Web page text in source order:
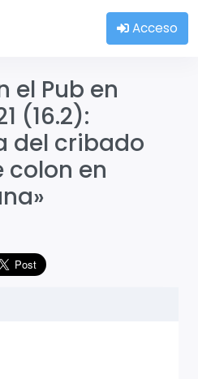
Acceso
el Pub en
(16.2):
del cribado
colon en